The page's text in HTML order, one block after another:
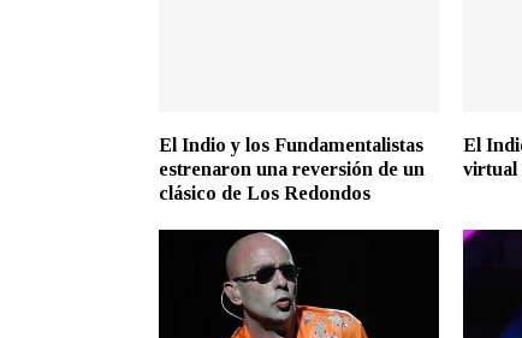
El Indio y los Fundamentalistas
estrenaron una reversión de un
clásico de Los Redondos
El
virtual